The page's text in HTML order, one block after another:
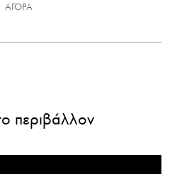
ΑΓΟΡΑ
περιβάλλον